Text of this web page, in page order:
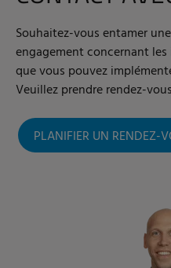
Souhaitez-vous entamer
engagement concernant
que vous pouvez
Veuillez prendre rendez-
PLANIFIER UN RENDEZ-